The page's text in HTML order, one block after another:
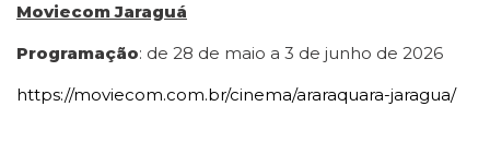
Moviecom Jaraguá
Programação: de 28 de maio a 3 de junho de 2026
https://moviecom.com.br/cinema/araraquara-jaragua/